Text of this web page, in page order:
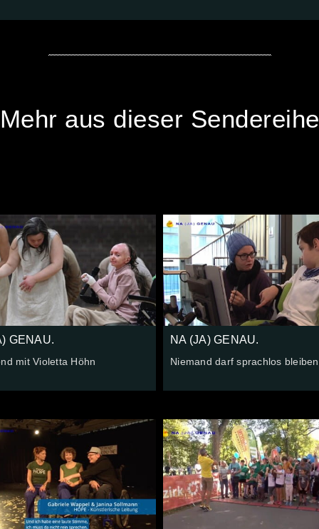
Mehr aus dieser Sendereihe
GENAU.
mit Violetta Höhn
NA (JA) GENAU.
Niemand darf sprachlos bleiben